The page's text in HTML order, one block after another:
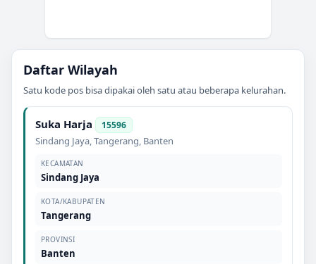
Daftar Wilayah
Satu kode pos bisa dipakai oleh satu atau beberapa kelurahan.
Suka Harja 15596
Sindang Jaya,Tangerang, Banten
KECAMATAN
Sindang Jaya
KOTA/KABUPATEN
Tangerang
PROVINSI
Banten